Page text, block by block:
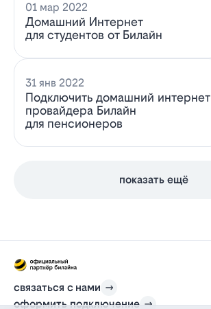
01 мар 2022
Домашний Интернет
для студентов от Билайн
31 янв 2022
Подключить домашний интернет
провайдера Билайн
для пенсионеров
показать ещё
связаться с нами
оформить подключение